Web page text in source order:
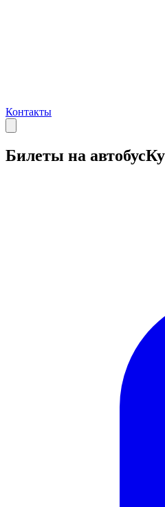
Контакты
Билеты на автобус